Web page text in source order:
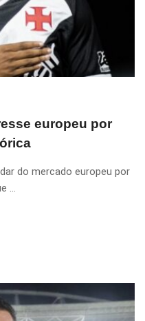
europeu por
do mercado europeu por
...